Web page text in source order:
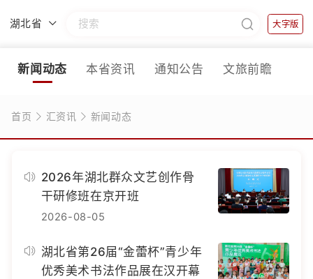
湖北省 大字版
新闻动态 本省资讯 通知公告 文旅前瞻
首页 汇资讯 新闻动态
2026年湖北群众文艺创作骨
干研修班在京开班
2026-08-05
湖北省第26届“金蕾杯”青少年
优秀美术书法作品展在汉开幕